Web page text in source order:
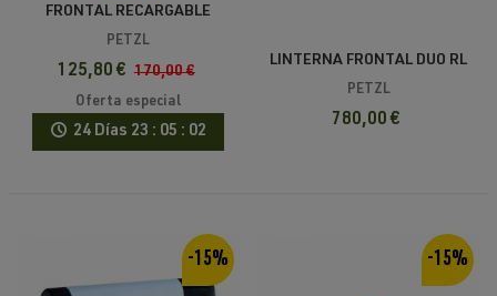
FRONTAL RECARGABLE
PETZL NAO RL DE 1500
LÚMENES
PETZL
125,80 € 170,00 €
Oferta especial
24 Días 23 : 05 : 01
LINTERNA FRONTAL DUO RL
PETZL
780,00 €
-15% -15%